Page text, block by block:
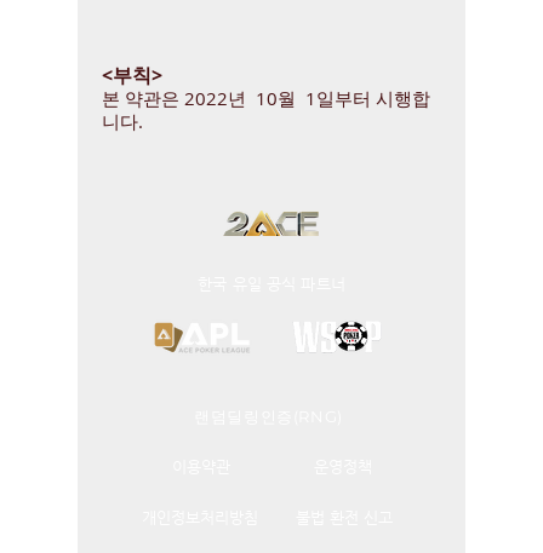
<부칙>
본 약관은 2022년 10월 1일부터 시행합
니다.